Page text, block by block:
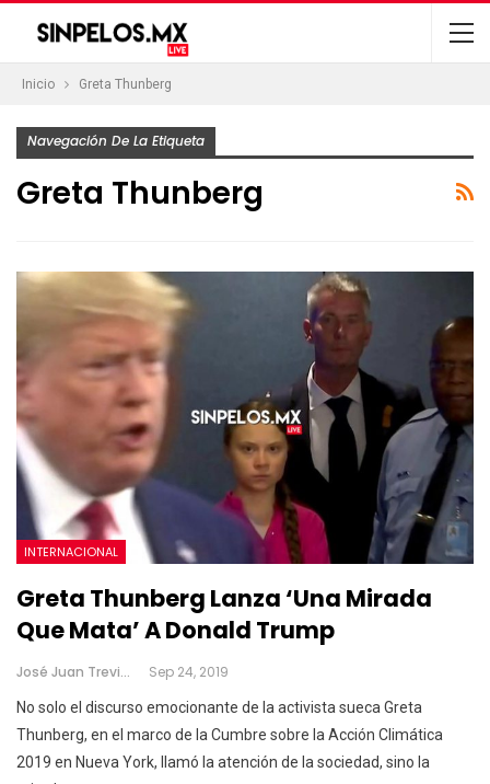
Inicio Greta Thunberg
Navegación De La Etiqueta
Greta Thunberg
INTERNACIONAL
Greta Thunberg Lanza ‘una Mirada
Que Mata’ A Donald Trump
José Juan Treviño Sep 24, 2019
No solo el discurso emocionante de la activista sueca Greta
Thunberg, en el marco de la Cumbre sobre la Acción Climática
2019 en Nueva York, llamó la atención de la sociedad, sino la